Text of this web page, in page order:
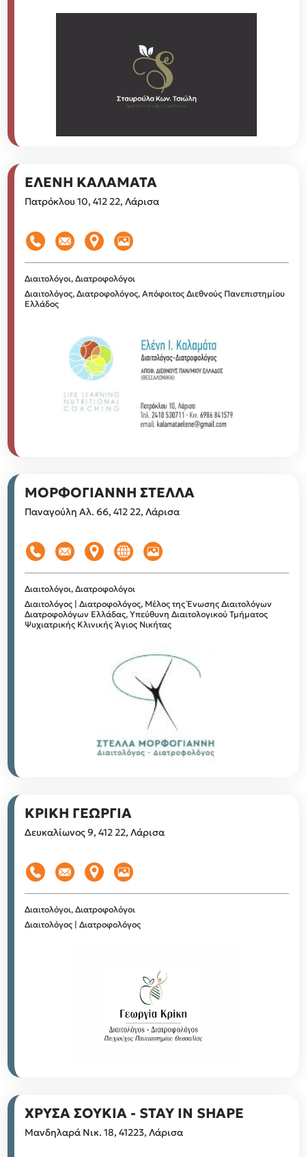
ΕΛΕΝΗ ΚΑΛΑΜΑΤΑ
Πατρόκλου 10, 412 22, Λάρισα
Διαιτολόγοι, Διατροφολόγοι
Διαιτολόγος, Διατροφολόγος, Απόφοιτος Διεθνούς Πανεπιστημίου
Ελλάδος
ΜΟΡΦΟΓΙΑΝΝΗ ΣΤΕΛΛΑ
Παναγούλη Αλ. 66, 412 22, Λάρισα
Διαιτολόγοι, Διατροφολόγοι
Διαιτολόγος | Διατροφολόγος, Μέλος της Ένωσης Διαιτολόγων
Διατροφολόγων Ελλάδας, Υπεύθυνη Διαιτολογικού Τμήματος
Ψυχιατρικής Κλινικής Άγιος Νικήτας
ΚΡΙΚΗ ΓΕΩΡΓΙΑ
Δευκαλίωνος 9, 412 22, Λάρισα
Διαιτολόγοι, Διατροφολόγοι
Διαιτολόγος | Διατροφολόγος
ΧΡΥΣΑ ΣΟΥΚΙΑ - STAY IN SHAPE
Μανδηλαρά Νικ. 18, 41223, Λάρισα